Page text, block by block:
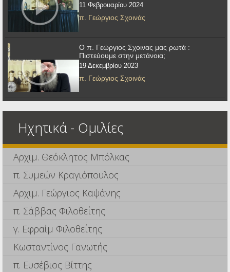
11 Φεβρουαρίου 2024
π. Γεώργιος Σχοινάς
Ο π. Γεώργιος Σχοινας μας ρωτά :
Πιστεύουμε στην μετάνοια;
19 Δεκεμβρίου 2023
π. Γεώργιος Σχοινάς
Ηχητικά - Ομιλίες
Αρχιμ. Θεόκλητος Μπόλκας
π. Συμεών Κραγιόπουλος
Αρχιμ. Γεώργιος Καψάνης
π. Σάββας Φιλοθεΐτης
γ. Εφραίμ Φιλοθεΐτης
Κωσταντίνος Γανωτής
π. Ευσέβιος Βίττης